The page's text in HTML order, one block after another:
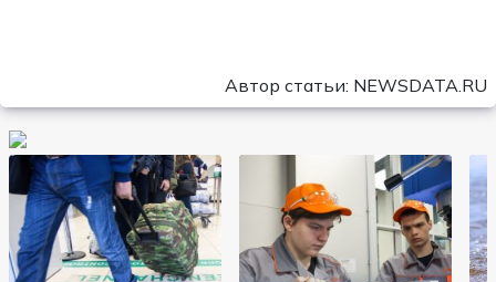
Автор статьи: NEWSDATA.RU